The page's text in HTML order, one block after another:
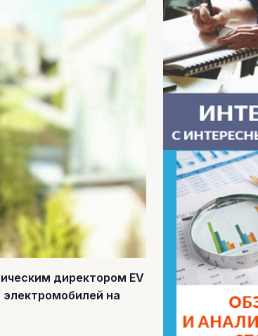
директором EV
на